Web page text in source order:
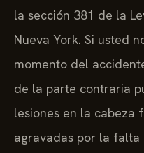
la sección 381 de la
Nueva York. Si usted
momento del
de la parte contraria
lesiones en la cabeza
agravadas por la falta